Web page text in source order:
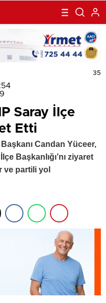
35
Saray İlçe
Etti
Candan Yüceer,
Başkanlığı’nı ziyaret
ve partili yol